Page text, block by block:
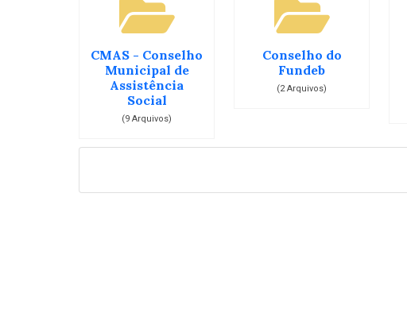
CMAS - Conselho
Municipal de
Assistência
Social
(9 Arquivos)
Conselho do
Fundeb
(2 Arquivos)